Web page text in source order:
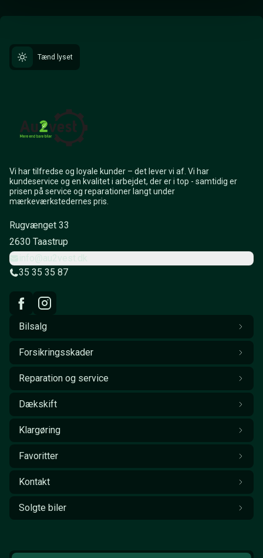
Tænd lyset
Vi har tilfredse og loyale kunder – det lever vi af. Vi har
kundeservice og en kvalitet i arbejdet, der er i top - samtidig er
prisen på service og reparationer langt under
mærkeværkstedernes pris.
Rugvænget 33
2630 Taastrup
info@au2vest.dk
35 35 35 87
Bilsalg
Forsikringsskader
Reparation og service
Dækskift
Klargøring
Favoritter
Kontakt
Solgte biler